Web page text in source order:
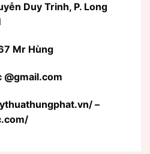
Duy Trinh, P. Long
Mr Hùng
@gmail.com
–